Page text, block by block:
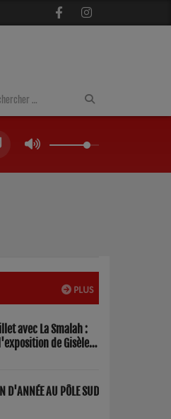
PLUS
avec La Smalah :
de Gisèle
D'ANNÉE AU PÔLE SUD